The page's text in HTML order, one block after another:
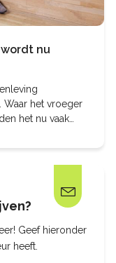
nu
Waar het vroeger
het nu vaak
Geef hieronder
heeft.